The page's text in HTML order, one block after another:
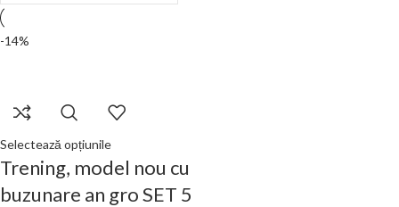
-14%
Selectează opțiunile
Trening, model nou cu
buzunare an gro SET 5